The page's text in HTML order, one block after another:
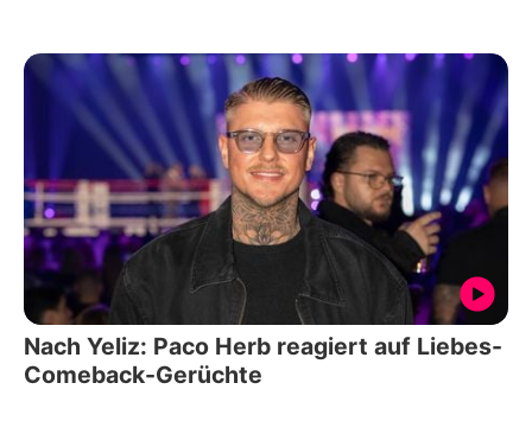
Nach Yeliz: Paco Herb reagiert auf Liebes-
Comeback-Gerüchte